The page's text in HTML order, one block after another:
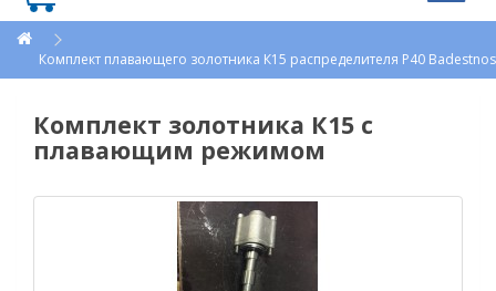
Комплект плавающего золотника К15 распределителя P40
Комплект золотника К15 с
плавающим режимом